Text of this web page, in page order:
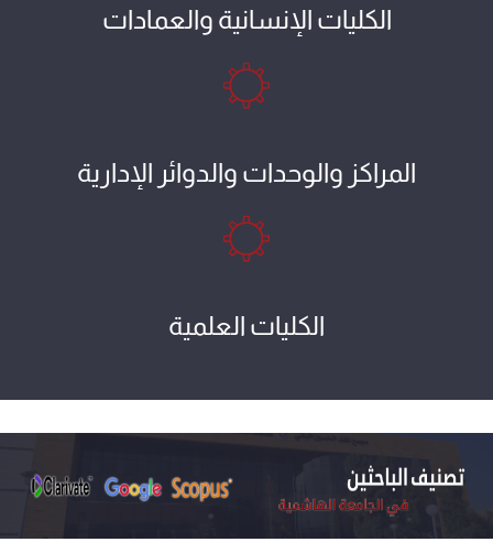
الكليات الإنسانية والعمادات
المراكز والوحدات والدوائر الإدارية
الكليات العلمية